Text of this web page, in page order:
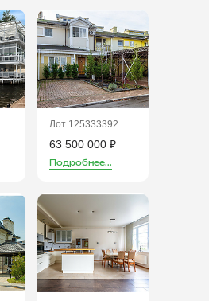
Лот 125333392
63 500 000 ₽
Подробнее...